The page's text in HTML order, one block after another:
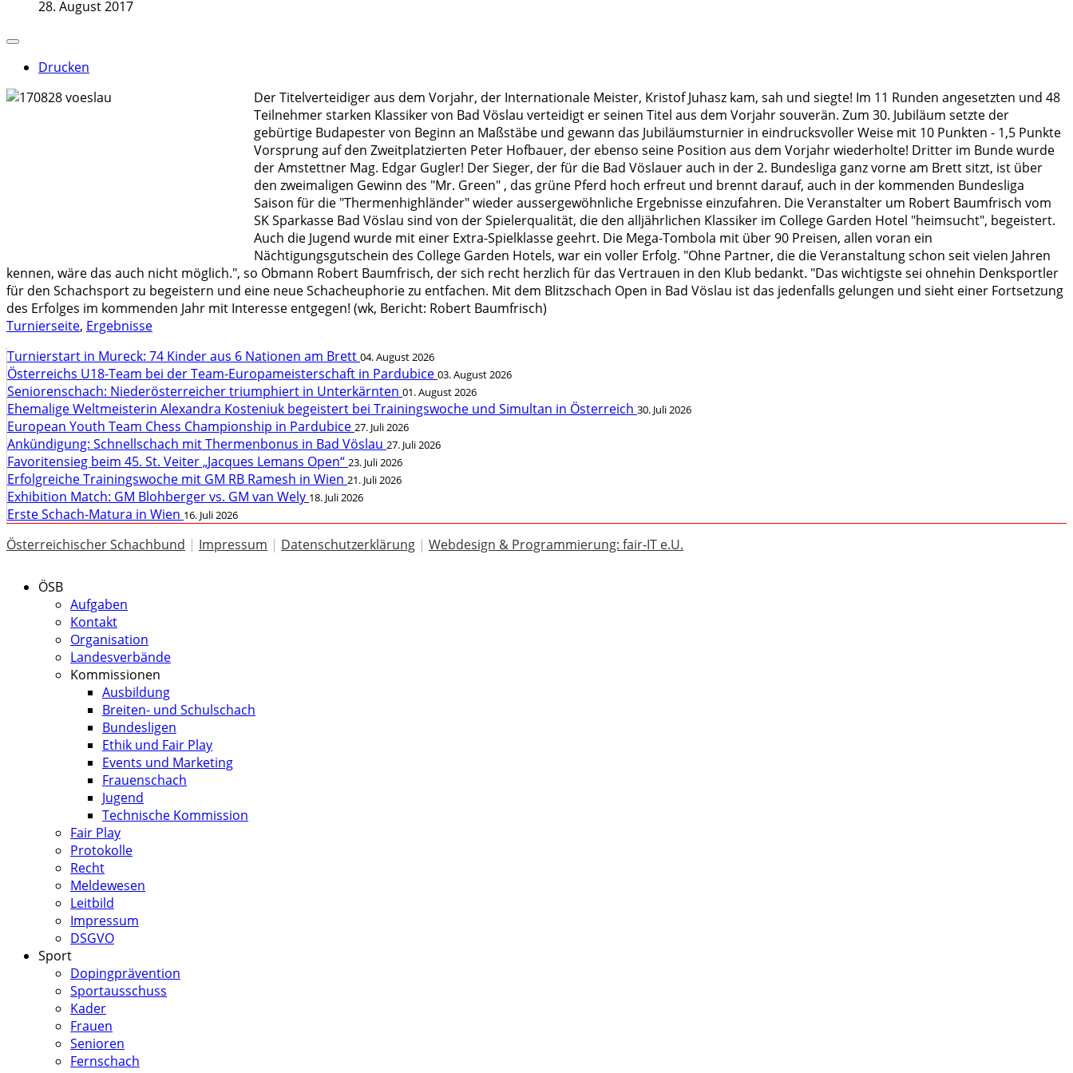
28. August 2017
Drucken
Der Titelverteidiger aus dem Vorjahr, der Internationale Meister, Kristof Juhasz kam, sah und siegte! Im 11 Runden angesetzten und 48
Teilnehmer starken Klassiker von Bad Vöslau verteidigt er seinen Titel aus dem Vorjahr souverän. Zum 30. Jubiläum setzte der
gebürtige Budapester von Beginn an Maßstäbe und gewann das Jubiläumsturnier in eindrucksvoller Weise mit 10 Punkten - 1,5 Punkte
Vorsprung auf den Zweitplatzierten Peter Hofbauer, der ebenso seine Position aus dem Vorjahr wiederholte! Dritter im Bunde wurde
der Amstettner Mag. Edgar Gugler! Der Sieger, der für die Bad Vöslauer auch in der 2. Bundesliga ganz vorne am Brett sitzt, ist über
den zweimaligen Gewinn des "Mr. Green" , das grüne Pferd hoch erfreut und brennt darauf, auch in der kommenden Bundesliga
Saison für die "Thermenhighländer" wieder aussergewöhnliche Ergebnisse einzufahren. Die Veranstalter um Robert Baumfrisch vom
SK Sparkasse Bad Vöslau sind von der Spielerqualität, die den alljährlichen Klassiker im College Garden Hotel "heimsucht", begeistert.
Auch die Jugend wurde mit einer Extra-Spielklasse geehrt. Die Mega-Tombola mit über 90 Preisen, allen voran ein
Nächtigungsgutschein des College Garden Hotels, war ein voller Erfolg. "Ohne Partner, die die Veranstaltung schon seit vielen Jahren
kennen, wäre das auch nicht möglich.", so Obmann Robert Baumfrisch, der sich recht herzlich für das Vertrauen in den Klub bedankt. "Das wichtigste sei ohnehin Denksportler
für den Schachsport zu begeistern und eine neue Schacheuphorie zu entfachen. Mit dem Blitzschach Open in Bad Vöslau ist das jedenfalls gelungen und sieht einer Fortsetzung
des Erfolges im kommenden Jahr mit Interesse entgegen! (wk, Bericht: Robert Baumfrisch)
Turnierseite, Ergebnisse
Turnierstart in Mureck: 74 Kinder aus 6 Nationen am Brett 04. August 2026
Österreichs U18-Team bei der Team-Europameisterschaft in Pardubice 03. August 2026
Seniorenschach: Niederösterreicher triumphiert in Unterkärnten 01. August 2026
Ehemalige Weltmeisterin Alexandra Kosteniuk begeistert bei Trainingswoche und Simultan in Österreich 30. Juli 2026
European Youth Team Chess Championship in Pardubice 27. Juli 2026
Ankündigung: Schnellschach mit Thermenbonus in Bad Vöslau 27. Juli 2026
Favoritensieg beim 45. St. Veiter „Jacques Lemans Open“ 23. Juli 2026
Erfolgreiche Trainingswoche mit GM RB Ramesh in Wien 21. Juli 2026
Exhibition Match: GM Blohberger vs. GM van Wely 18. Juli 2026
Erste Schach-Matura in Wien 16. Juli 2026
Österreichischer Schachbund | Impressum | Datenschutzerklärung | Webdesign & Programmierung: fair-IT e.U.
ÖSB
Aufgaben
Kontakt
Organisation
Landesverbände
Kommissionen
Ausbildung
Breiten- und Schulschach
Bundesligen
Ethik und Fair Play
Events und Marketing
Frauenschach
Jugend
Technische Kommission
Fair Play
Protokolle
Recht
Meldewesen
Leitbild
Impressum
DSGVO
Sport
Dopingprävention
Sportausschuss
Kader
Frauen
Senioren
Fernschach